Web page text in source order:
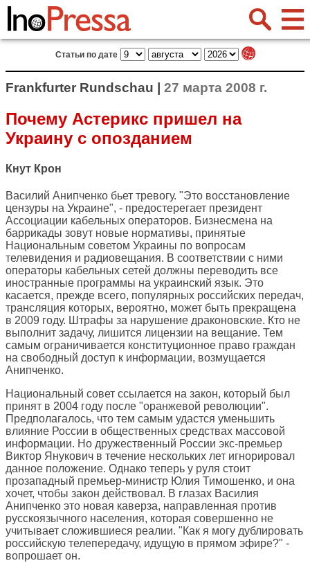
Статьи по дате
Frankfurter Rundschau | 27 марта 2008 г.
Почему Астерикс пришел на
Украину с опозданием
Кнут Крон
Василий Анипченко бьет тревогу. "Это восстановление
цензуры на Украине", - предостерегает президент
Ассоциации кабельных операторов. Бизнесмена на
баррикады зовут новые нормативы, принятые
Национальным советом Украины по вопросам
телевидения и радиовещания. В соответствии с ними
операторы кабельных сетей должны переводить все
иностранные программы на украинский язык. Это
касается, прежде всего, популярных российских передач,
трансляция которых, вероятно, может быть прекращена
в 2009 году. Штрафы за нарушение драконовские. Кто не
выполнит задачу, лишится лицензии на вещание. Тем
самым ограничивается конституционное право граждан
на свободный доступ к информации, возмущается
Анипченко.
Национальный совет ссылается на закон, который был
принят в 2004 году после "оранжевой революции".
Предполагалось, что тем самым удастся уменьшить
влияние России в общественных средствах массовой
информации. Но дружественный России экс-премьер
Виктор Янукович в течение нескольких лет игнорировал
данное положение. Однако теперь у руля стоит
прозападный премьер-министр Юлия Тимошенко, и она
хочет, чтобы закон действовал. В глазах Василия
Анипченко это новая каверза, направленная против
русскоязычного населения, которая совершенно не
учитывает сложившиеся реалии. "Как я могу дублировать
российскую телепередачу, идущую в прямом эфире?" -
вопрошает он.